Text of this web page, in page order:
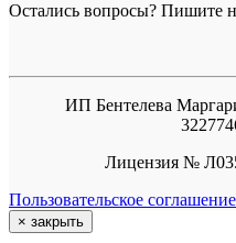
Остались вопросы? Пишите
ИП Бентелева
Лицензия №
Пользовательское соглашение
× закрыть